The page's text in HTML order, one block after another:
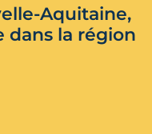
Aquitaine,
dans la région